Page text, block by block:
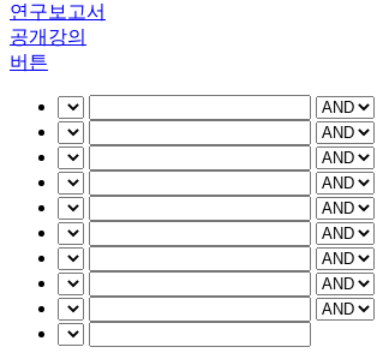
연구보고서
공개강의
버튼